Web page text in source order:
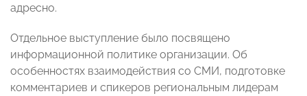
адресно.
Отдельное выступление было посвящено
информационной политике организации. Об
особенностях взаимодействия со СМИ, подготовке
комментариев и спикеров региональным лидерам